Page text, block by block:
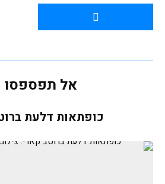
אל תפספסו
כופתאות דלעת